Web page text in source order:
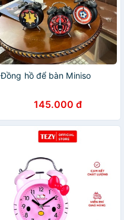
Đồng hồ để bàn Miniso
145.000 đ